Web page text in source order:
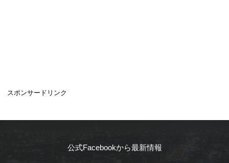
スポンサードリンク
公式Facebookから最新情報